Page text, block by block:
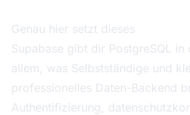
Genau hier setzt dieses
Supabase gibt dir PostgreSQL
allem, was Selbstständige und
professionelles Daten-Backend
Authentifizierung,